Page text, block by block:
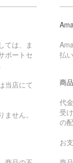
ては、ま
ポートセ
当店にて
せん。
払
商
代
受
の
お